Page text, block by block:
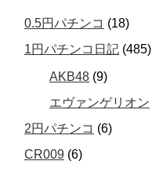
0.5円パチンコ (18)
1円パチンコ日記 (485)
AKB48 (9)
エヴァンゲリオン
2円パチンコ (6)
CR009 (6)